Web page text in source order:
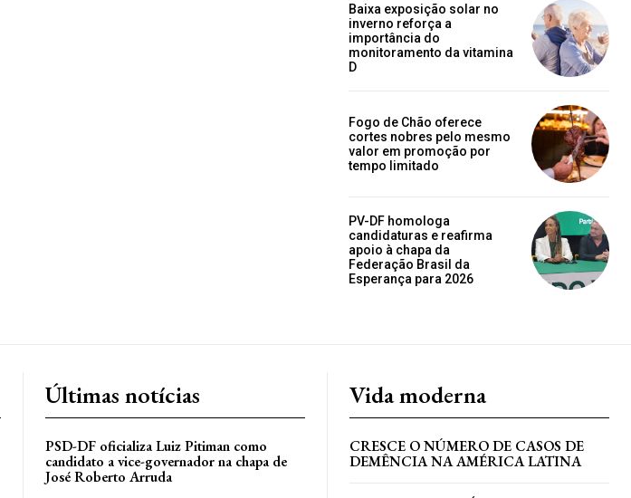
Baixa exposição solar no
inverno reforça a
importância do
monitoramento da vitamina
D
Fogo de Chão oferece
cortes nobres pelo mesmo
valor em promoção por
tempo limitado
PV-DF homologa
candidaturas e reafirma
apoio à chapa da
Federação Brasil da
Esperança para 2026
Últimas notícias
PSD-DF oficializa Luiz Pitiman como
candidato a vice-governador na chapa de
José Roberto Arruda
Vida moderna
CRESCE O NÚMERO DE CASOS DE
DEMÊNCIA NA AMÉRICA LATINA